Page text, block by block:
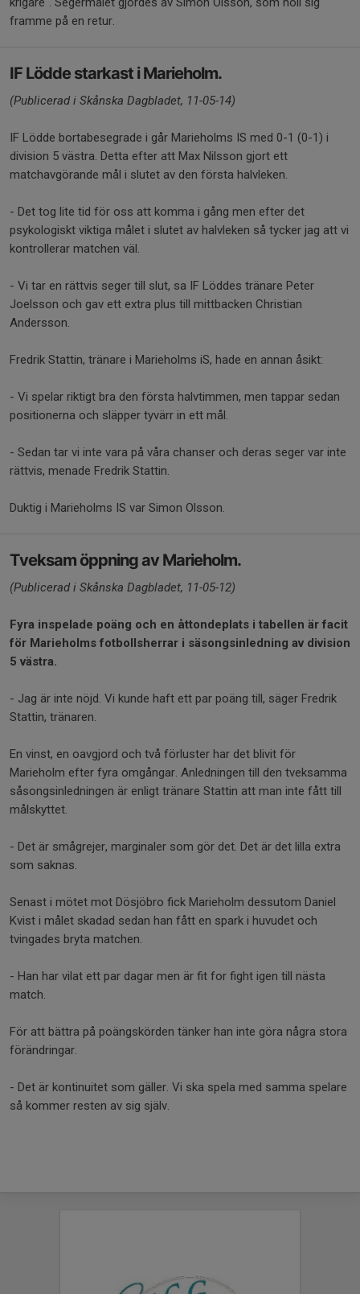
framme på en retur.
IF Lödde starkast i Marieholm.
(Publicerad i Skånska Dagbladet, 11-05-14)
IF Lödde bortabesegrade i går Marieholms IS med 0-1 (0-1) i
division 5 västra. Detta efter att Max Nilsson gjort ett
matchavgörande mål i slutet av den första halvleken.
- Det tog lite tid för oss att komma i gång men efter det
psykologiskt viktiga målet i slutet av halvleken så tycker jag att vi
kontrollerar matchen väl.
- Vi tar en rättvis seger till slut, sa IF Löddes tränare Peter
Joelsson och gav ett extra plus till mittbacken Christian
Andersson.
Fredrik Stattin, tränare i Marieholms iS, hade en annan åsikt:
- Vi spelar riktigt bra den första halvtimmen, men tappar sedan
positionerna och släpper tyvärr in ett mål.
- Sedan tar vi inte vara på våra chanser och deras seger var inte
rättvis, menade Fredrik Stattin.
Duktig i Marieholms IS var Simon Olsson.
Tveksam öppning av Marieholm.
(Publicerad i Skånska Dagbladet, 11-05-12)
Fyra inspelade poäng och en åttondeplats i tabellen är facit
för Marieholms fotbollsherrar i säsongsinledning av division
5 västra.
- Jag är inte nöjd. Vi kunde haft ett par poäng till, säger Fredrik
Stattin, tränaren.
En vinst, en oavgjord och två förluster har det blivit för
Marieholm efter fyra omgångar. Anledningen till den tveksamma
såsongsinledningen är enligt tränare Stattin att man inte fått till
målskyttet.
- Det är smågrejer, marginaler som gör det. Det är det lilla extra
som saknas.
Senast i mötet mot Dösjöbro fick Marieholm dessutom Daniel
Kvist i målet skadad sedan han fått en spark i huvudet och
tvingades bryta matchen.
- Han har vilat ett par dagar men är fit for fight igen till nästa
match.
För att bättra på poängskörden tänker han inte göra några stora
förändringar.
- Det är kontinuitet som gäller. Vi ska spela med samma spelare
så kommer resten av sig själv.